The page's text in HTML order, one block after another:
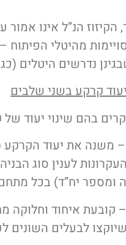
הקיזוז הנ”ל אינו
מהיטלי הפיתוח
נדרשים היטלים
קרקע בשני שלבים
בהם שינוי יעוד
– משנה את יעוד הקרקע
לענין סוג
ומספר יח”ד) בכל
– קובעת איחוד וחלוקה
לבעלים השונים